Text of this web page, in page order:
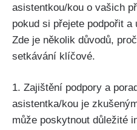
asistentkou/kou‍ o vašich
pokud si přejete podpořit⁢
Zde ⁣je ⁣několik důvodů,
setkávání klíčové.
1. Zajištění podpory a
asistentka/kou ⁢je
může poskytnout důležité